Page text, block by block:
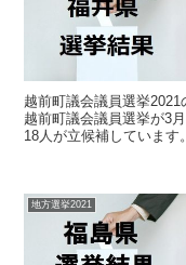
越前町議会議員選挙
越前町議会議員選挙が3
18人が立候補していま
地方選挙2021